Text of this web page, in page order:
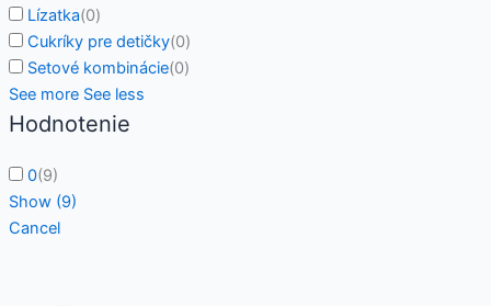
Lízatka(0)
Cukríky pre detičky(0)
Setové kombinácie(0)
See more See less
Hodnotenie
0(9)
Show (9)
Cancel